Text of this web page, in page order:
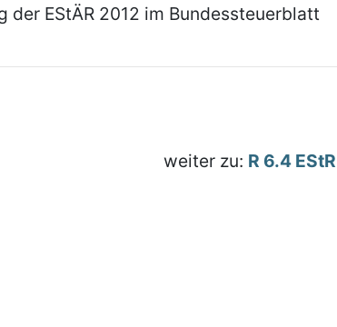
EStÄR 2012 im Bundessteuerblatt
weiter zu: R 6.4 EStR